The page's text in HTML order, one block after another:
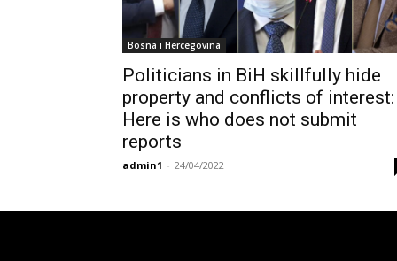
Bosna i Hercegovina
Politicians in BiH skillfully hide
property and conflicts of interest:
Here is who does not submit
reports
admin1 - 24/04/2022